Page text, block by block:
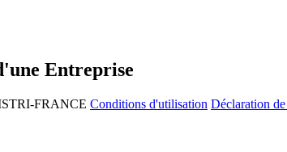
Entreprise
FRANCE Conditions d'utilisation Déclaration